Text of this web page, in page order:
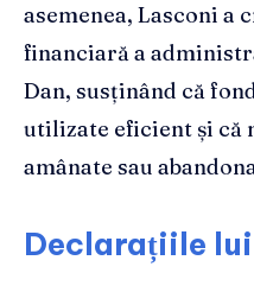
asemenea, Lasconi a
financiară a
Dan, susținând că
utilizate eficient și că
amânate sau
Declarațiile